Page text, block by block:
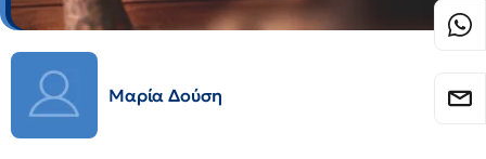
Μαρία Δούση